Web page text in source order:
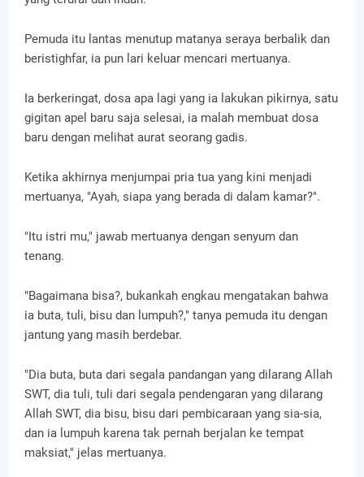
Pemuda itu lantas menutup matanya seraya berbalik dan
beristighfar, ia pun lari keluar mencari mertuanya.
Ia berkeringat, dosa apa lagi yang ia lakukan pikirnya, satu
gigitan apel baru saja selesai, ia malah membuat dosa
baru dengan melihat aurat seorang gadis.
Ketika akhirnya menjumpai pria tua yang kini menjadi
mertuanya, "Ayah, siapa yang berada di dalam kamar?".
"Itu istri mu," jawab mertuanya dengan senyum dan
tenang.
"Bagaimana bisa?, bukankah engkau mengatakan bahwa
ia buta, tuli, bisu dan lumpuh?," tanya pemuda itu dengan
jantung yang masih berdebar.
"Dia buta, buta dari segala pandangan yang dilarang Allah
SWT, dia tuli, tuli dari segala pendengaran yang dilarang
Allah SWT, dia bisu, bisu dari pembicaraan yang sia-sia,
dan ia lumpuh karena tak pernah berjalan ke tempat
maksiat," jelas mertuanya.